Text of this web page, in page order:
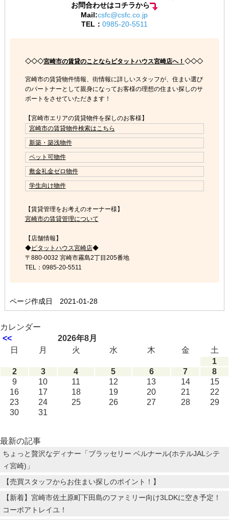
お問合わせはコチラから
Mail:csfc@csfc.co.jp
TEL： 0985-20-5511
◇◇◇宮崎市の賃貸のことならピタットハウス宮崎店へ！ ◇◇◇
宮崎市の賃貸物件情報、街情報に詳しいスタッフが、住まい選び
のパートナーとして親身になってお客様の理想の住まい探しのサ
ポートをさせていただきます！
【宮崎市エリアの賃貸物件を探しのお客様】
宮崎市の賃貸物件検索はこちら
新築・築浅物件
ペット可物件
敷金礼金ゼロ物件
学生向け物件
【賃貸管理をお考えのオーナー様】
宮崎市の賃貸管理について
【店舗情報】
◆ピタットハウス宮崎店◆
〒880-0032 宮崎市霧島2丁目205番地
TEL：0985-20-5511
ページ作成日 2021-01-28
カレンダー
<<
2026年8月
日
月 火 水 木 金
土
1
2
3 4 5 6 7
8
9
10 11 12 13 14
15
16
17 18 19 20 21
22
23
24 25 26 27 28
29
30
31
最新の記事
ちょっと贅沢なディナー「ブラッセリー ベルナール(ホテルJALシテ
ィ宮崎)」
【売買スタッフからお住まい探しのポイント！】
【新着】宮崎市佐土原町下田島のファミリー向け3LDKに空き予定！
コーポアトレイユ！